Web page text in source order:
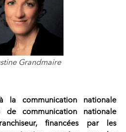
Grandmaire
la communication nationale
de communication nationale
financées par les